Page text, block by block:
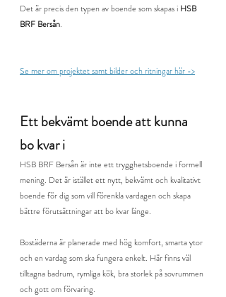
Det är precis den typen av boende som skapas i HSB
BRF Bersån.
Se mer om projektet samt bilder och ritningar här ->
Ett bekvämt boende att kunna
bo kvar i
HSB BRF Bersån är inte ett trygghetsboende i formell
mening. Det är istället ett nytt, bekvämt och kvalitativt
boende för dig som vill förenkla vardagen och skapa
bättre förutsättningar att bo kvar länge.
Bostäderna är planerade med hög komfort, smarta ytor
och en vardag som ska fungera enkelt. Här finns väl
tilltagna badrum, rymliga kök, bra storlek på sovrummen
och gott om förvaring.